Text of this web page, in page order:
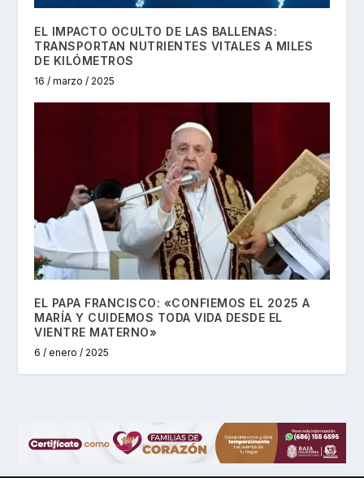
EL IMPACTO OCULTO DE LAS BALLENAS:
TRANSPORTAN NUTRIENTES VITALES A MILES
DE KILÓMETROS
16 / marzo / 2025
EL PAPA FRANCISCO: «CONFIEMOS EL 2025 A
MARÍA Y CUIDEMOS TODA VIDA DESDE EL
VIENTRE MATERNO»
6 / enero / 2025